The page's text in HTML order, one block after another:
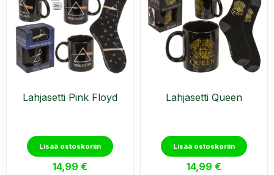
Lahjasetti Pink Floyd
Lisää ostoskoriin
14,99 €
Lahjasetti Queen
Lisää ostoskoriin
14,99 €